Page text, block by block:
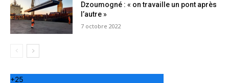
Dzoumogné : « on travaille un pont après
l’autre »
7 octobre 2022
+25